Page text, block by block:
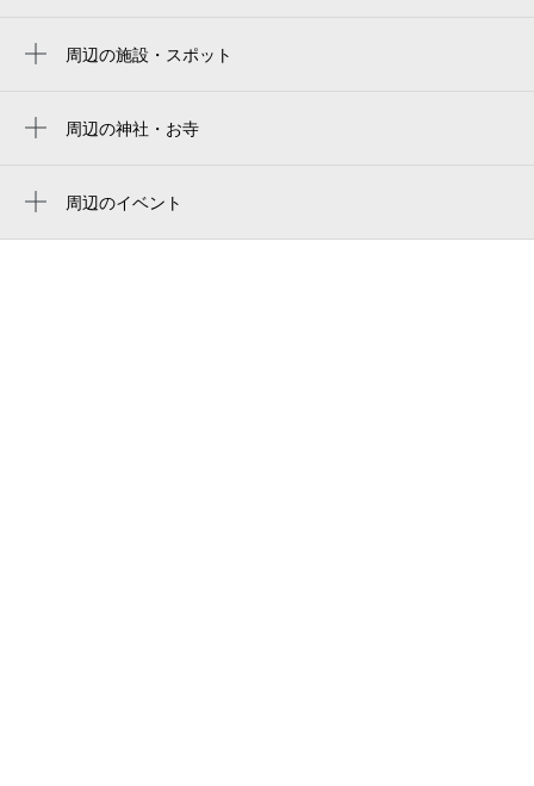
弥刀駅周辺の施設・スポット
ブックイン加美
加美東老人憩の家
周辺の神社・お寺
周辺のイベント